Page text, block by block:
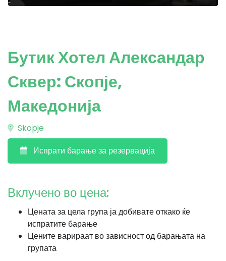
Бутик Хотел Александар
Сквер: Скопје,
Македонија
Skopje
Испрати барање за резервација
Вклучено во цена:
Цената за цела група ја добивате откако ќе
испратите барање
Цените варираат во зависност од барањата на
групата